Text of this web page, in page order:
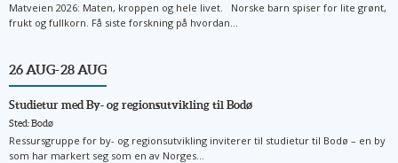
Matveien 2026: Maten, kroppen og hele livet. Norske barn spiser for lite grønt,
frukt og fullkorn. Få siste forskning på hvordan...
26 AUG- 28 AUG
Studietur med By- og regionsutvikling til Bodø
Sted: Bodø
Ressursgruppe for by- og regionsutvikling inviterer til studietur til Bodø – en by
som har markert seg som en av Norges...